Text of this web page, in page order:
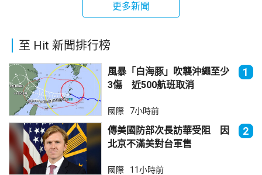
更多新聞
至 Hit 新聞排行榜
風暴「白海豚」吹襲沖繩至少
3傷 近500航班取消
1
國際 7小時前
傳美國防部次長訪華受阻 因
北京不滿美對台軍售
2
國際 11小時前